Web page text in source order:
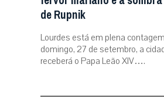
de Rupnik
Lourdes está em plena
domingo, 27 de setembro, a
receberá o Papa Leão XIV….